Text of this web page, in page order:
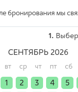
бронирования мы
1.
СЕНТЯБРЬ 2026
вт ср чт пт сб
1 2 3 4 5